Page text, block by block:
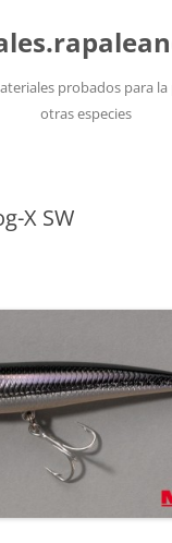
probados para la
otras especies
X SW